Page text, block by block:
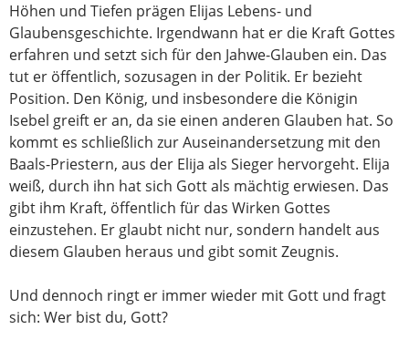
Höhen und Tiefen prägen Elijas Lebens- und
Glaubensgeschichte. Irgendwann hat er die Kraft Gottes
erfahren und setzt sich für den Jahwe-Glauben ein. Das
tut er öffentlich, sozusagen in der Politik. Er bezieht
Position. Den König, und insbesondere die Königin
Isebel greift er an, da sie einen anderen Glauben hat. So
kommt es schließlich zur Auseinandersetzung mit den
Baals-Priestern, aus der Elija als Sieger hervorgeht. Elija
weiß, durch ihn hat sich Gott als mächtig erwiesen. Das
gibt ihm Kraft, öffentlich für das Wirken Gottes
einzustehen. Er glaubt nicht nur, sondern handelt aus
diesem Glauben heraus und gibt somit Zeugnis.
Und dennoch ringt er immer wieder mit Gott und fragt
sich: Wer bist du, Gott?